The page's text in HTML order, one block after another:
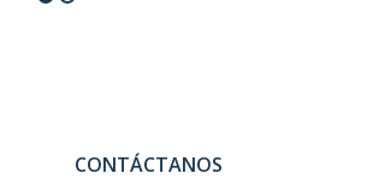
CONTÁCTANOS